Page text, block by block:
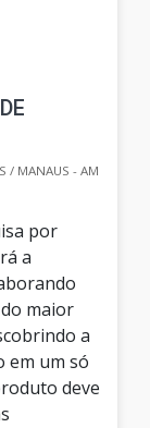
/ MANAUS - AM
por
a
maior
a
em um só
deve